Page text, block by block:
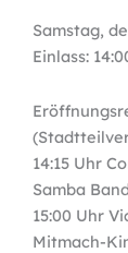
Samstag,
Einlass:
14:15 Uhr
Samba
15:00 Uhr
Mitmach-